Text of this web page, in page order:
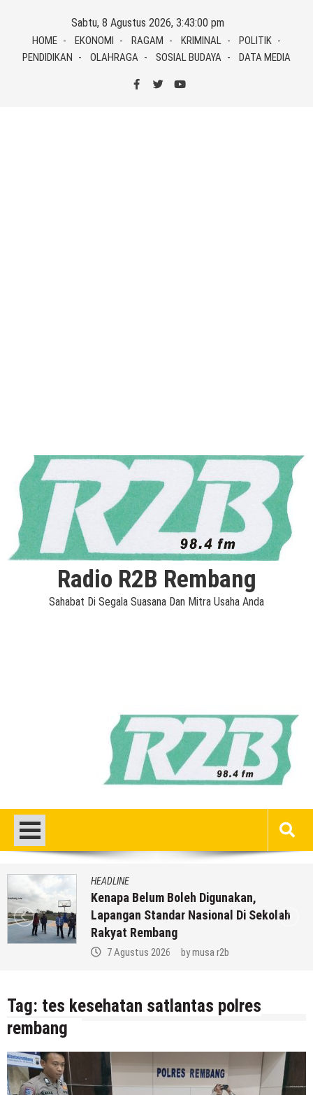
content
Sabtu, 8 Agustus 2026, 3:43:00 pm
HOME EKONOMI RAGAM KRIMINAL
POLITIK
PENDIDIKAN
OLAHRAGA SOSIAL BUDAYA DATA MEDIA
Radio R2B Rembang
Sahabat Di Segala Suasana Dan Mitra Usaha Anda
HEADLINE
Kenapa Belum Boleh Digunakan,
Lapangan Standar Nasional Di Sekolah
Rakyat Rembang
7 Agustus 2026 bymusa r2b
Tag: tes kesehatan satlantas polres
rembang